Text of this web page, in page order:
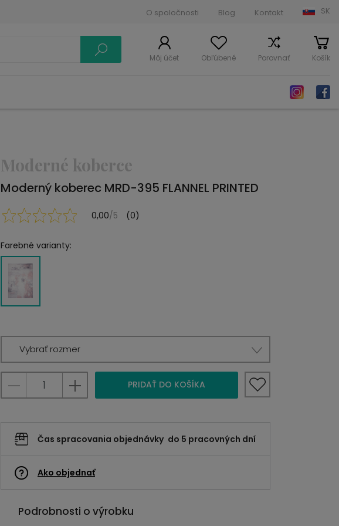
O spoločnosti Blog Kontakt SK
Môj účet Obľúbené Porovnať Košík
Moderné koberce
Moderný koberec MRD-395 FLANNEL PRINTED
0,00/5 (0)
Farebné varianty:
Vybrať rozmer
PRIDAŤ DO KOŠÍKA
Čas spracovania objednávky do 5 pracovných dní
Ako objednať
Podrobnosti o výrobku